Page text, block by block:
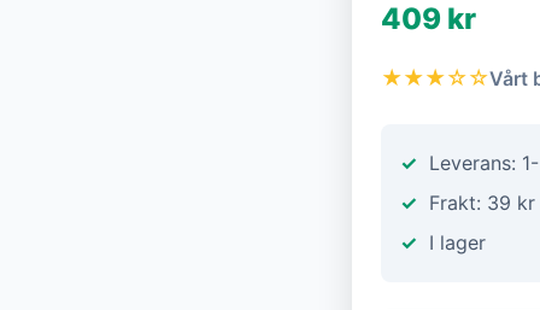
409 kr
★★★☆☆Vårt
Leverans:
Frakt: 39 kr
I lager